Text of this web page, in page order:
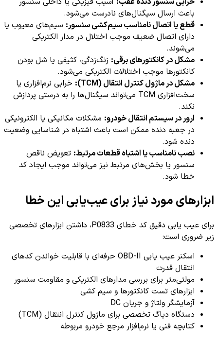
باعث ارسال سیگنال‌های نادرست می‌شود.
قطع یا اتصال نامناسب سیم‌کشی سنسور: سیم‌های معیوب یا
دارای اتصال ضعیف موجب اختلال در مدار الکتریکی
می‌شوند.
مشکل در کانکتورهای برقی: زنگ‌زدگی، کثیفی یا شل بودن
کانکتورها موجب اختلالات الکتریکی می‌شود.
مشکل در ماژول کنترل انتقال (TCM):
خرابی نرم‌افزاری یا
سخت‌افزاری TCM می‌تواند سیگنال‌ها را به درستی پردازش
نکند.
ارور در سیستم انتقال خودرو: مشکلات مکانیکی یا الکترونیکی
در جعبه دنده ممکن است باعث اشتباه در شناسایی وضعیت
دنده شود.
نصب نامناسب یا اشتباه قطعات مرتبط: تعویض ناقص
سنسور یا بخش‌های مرتبط نیز می‌تواند موجب ایجاد کد
خطا شود.
ابزارهای مورد نیاز برای عیب‌یابی این خطا
برای عیب یابی دقیق کد خطای P0833، داشتن ابزارهای تخصصی
زیر ضروری است:
اسکنر عیب یابی OBD-II حرفه‌ای با قابلیت خواندن کدهای
انتقال قدرت
مولتی‌متر برای بررسی مدارهای الکتریکی و مقاومت سنسور
ابزارهای تست کانکتورها و سیم کشی
آزمایشگر ولتاژ و جریان DC
دستگاه دیاگ تخصصی برای ماژول کنترل انتقال (TCM)
کتابچه فنی یا نرم‌افزار مرجع خودرو مربوطه